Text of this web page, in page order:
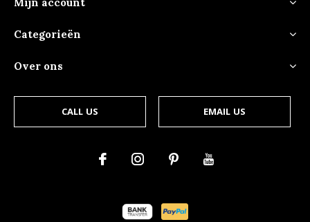
Categorieën
Over ons
CALL US EMAIL US